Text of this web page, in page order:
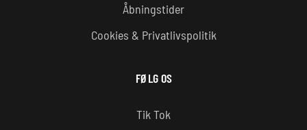
Åbningstider
Cookies & Privatlivspolitik
FØLG OS
Tik Tok